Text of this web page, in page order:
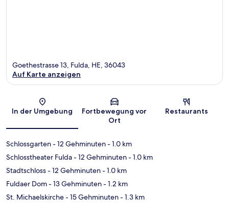
Karte
Goethestrasse 13, Fulda, HE, 36043
Auf Karte anzeigen
In der Umgebung
Fortbewegung vor
Ort
Restaurants
Schlossgarten- 12 Gehminuten- 1.0 km
Schlosstheater Fulda- 12 Gehminuten- 1.0 km
Stadtschloss- 12 Gehminuten- 1.0 km
Fuldaer Dom- 13 Gehminuten- 1.2 km
St. Michaelskirche- 15 Gehminuten- 1.3 km